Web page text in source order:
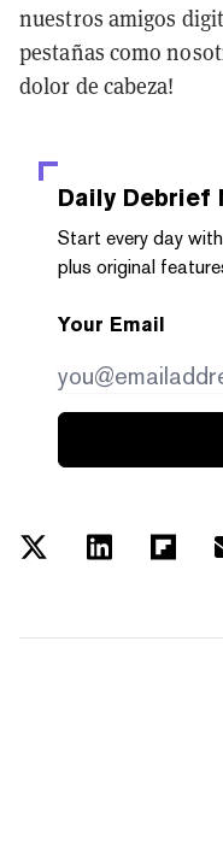
nuestros amigos
pestañas como
dolor de cabeza!
Daily Debrief
Start every day
plus original
Your Email